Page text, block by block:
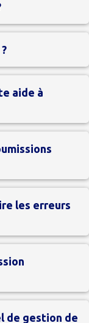
aide à
les erreurs
de gestion de